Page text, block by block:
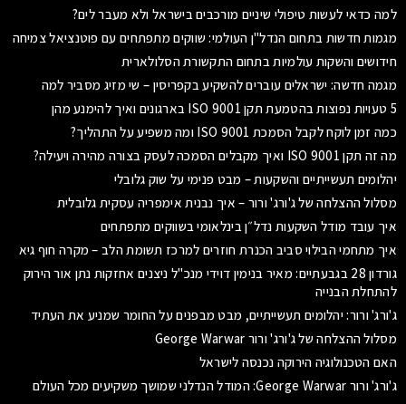
למה כדאי לעשות טיפולי שיניים מורכבים בישראל ולא מעבר לים?
מגמות חדשות בתחום הנדל"ן העולמי: שווקים מתפתחים עם פוטנציאל צמיחה
חידושים והשקות עולמיות בתחום התקשורת הסלולארית
מגמה חדשה: ישראלים עוברים להשקיע בקפריסין – שי מזיג מסביר למה
5 טעויות נפוצות בהטמעת תקן ISO 9001 בארגונים ואיך להימנע מהן
כמה זמן לוקח לקבל הסמכת ISO 9001 ומה משפיע על התהליך?
מה זה תקן ISO 9001 ואיך מקבלים הסמכה לעסק בצורה מהירה ויעילה?
יהלומים תעשייתיים והשקעות – מבט פנימי על שוק גלובלי
מסלול ההצלחה של ג'ורג' ורור – איך נבנית אימפריה עסקית גלובלית
איך עובד מודל השקעות נדל״ן בינלאומי בשווקים מתפתחים
איך מתחמי הבילוי סביב הכנרת חוזרים למרכז תשומת הלב – מקרה חוף גיא
גורדון 28 בגבעתיים: מאיר בנימין דוידי מנכ"ל ניצנים אחזקות נתן אור הירוק
להתחלת הבנייה
ג'ורג' ורור: יהלומים תעשייתיים, מבט מבפנים על החומר שמניע את העתיד
מסלול ההצלחה של ג'ורג' ורור George Warwar
האם הטכנולוגיה הירוקה נכנסה לישראל
ג'ורג' ורור George Warwar: המודל הנדלני שמושך משקיעים מכל העולם